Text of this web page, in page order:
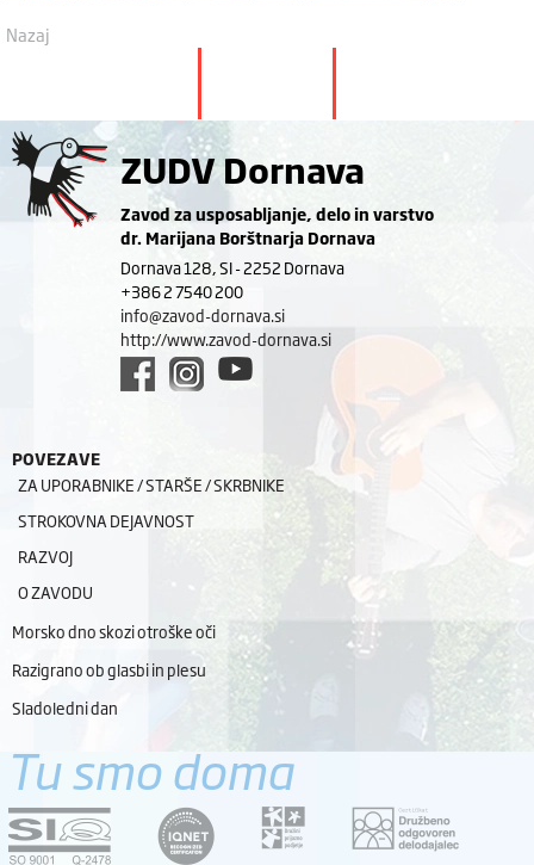
Nazaj
ZUDV Dornava
Zavod za usposabljanje, delo in varstvo
dr. Marijana Borštnarja Dornava
Dornava 128, SI - 2252 Dornava
+386 2 7540 200
info@zavod-dornava.si
http://www.zavod-dornava.si
POVEZAVE
ZA UPORABNIKE / STARŠE / SKRBNIKE
STROKOVNA DEJAVNOST
RAZVOJ
O ZAVODU
Morsko dno skozi otroške oči
Razigrano ob glasbi in plesu
Sladoledni dan
Tu smo doma